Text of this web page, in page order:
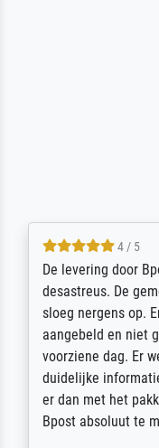
5 / 5
Sehr gute Qualität
und des Rahmens!
sehr sorgfältig und
dass es
wird nicht unser
sein. Vielen Dank!